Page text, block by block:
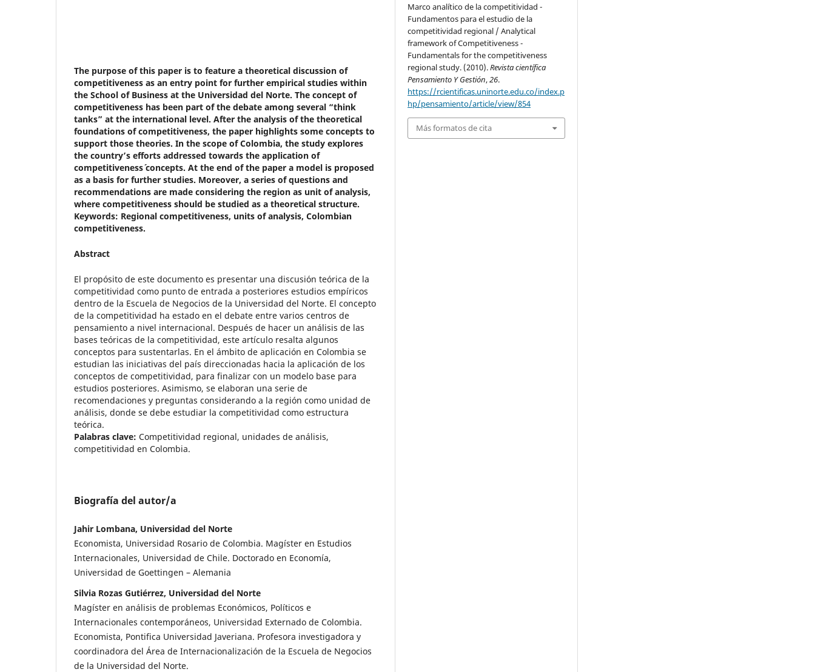
The purpose of this paper is to feature a theoretical discussion of
competitiveness as an entry point for further empirical studies within
the School of Business at the Universidad del Norte. The concept of
competitiveness has been part of the debate among several “think
tanks” at the international level. After the analysis of the theoretical
foundations of competitiveness, the paper highlights some concepts to
support those theories. In the scope of Colombia, the study explores
the country’s efforts addressed towards the application of
competitiveness´ concepts. At the end of the paper a model is proposed
as a basis for further studies. Moreover, a series of questions and
recommendations are made considering the region as unit of analysis,
where competitiveness should be studied as a theoretical structure.
Keywords: Regional competitiveness, units of analysis, Colombian
competitiveness.
Abstract
El propósito de este documento es presentar una discusión teórica de la
competitividad como punto de entrada a posteriores estudios empíricos
dentro de la Escuela de Negocios de la Universidad del Norte. El concepto
de la competitividad ha estado en el debate entre varios centros de
pensamiento a nivel internacional. Después de hacer un análisis de las
bases teóricas de la competitividad, este artículo resalta algunos
conceptos para sustentarlas. En el ámbito de aplicación en Colombia se
estudian las iniciativas del país direccionadas hacia la aplicación de los
conceptos de competitividad, para finalizar con un modelo base para
estudios posteriores. Asimismo, se elaboran una serie de
recomendaciones y preguntas considerando a la región como unidad de
análisis, donde se debe estudiar la competitividad como estructura
teórica.
Palabras clave: Competitividad regional, unidades de análisis,
competitividad en Colombia.
Biografía del autor/a
Jahir Lombana, Universidad del Norte
Economista, Universidad Rosario de Colombia. Magíster en Estudios
Internacionales, Universidad de Chile. Doctorado en Economía,
Universidad de Goettingen – Alemania
Silvia Rozas Gutiérrez, Universidad del Norte
Magíster en análisis de problemas Económicos, Políticos e
Internacionales contemporáneos, Universidad Externado de Colombia.
Economista, Pontifica Universidad Javeriana. Profesora investigadora y
coordinadora del Área de Internacionalización de la Escuela de Negocios
de la Universidad del Norte.
Marco analítico de la competitividad -
Fundamentos para el estudio de la
competitividad regional / Analytical
framework of Competitiveness -
Fundamentals for the competitiveness
regional study. (2010).Revista científica
Pensamiento Y Gestión,26.
https://rcientificas.uninorte.edu.co/index.p
hp/pensamiento/article/view/854
Más formatos de cita